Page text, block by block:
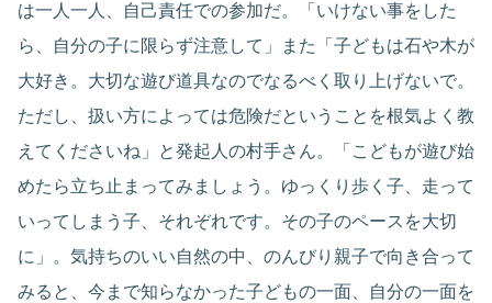
は一人一人、自己責任での参加だ。「いけない事をした
ら、自分の子に限らず注意して」また「子どもは石や木が
大好き。大切な遊び道具なのでなるべく取り上げないで。
ただし、扱い方によっては危険だということを根気よく教
えてくださいね」と発起人の村手さん。「こどもが遊び始
めたら立ち止まってみましょう。ゆっくり歩く子、走って
いってしまう子、それぞれです。その子のペースを大切
に」。気持ちのいい自然の中、のんびり親子で向き合って
みると、今まで知らなかった子どもの一面、自分の一面を